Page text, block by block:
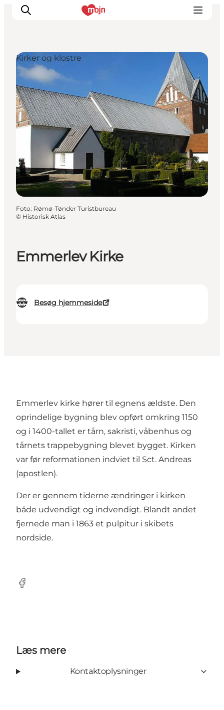
Oplevelser
Byer & Steder
Det sker
Overnatning
Planlæg din ferie
Booking
Emmerlev Kirke
Besøg hjemmeside
Kirker og klostre
Foto: Rømø-Tønder Turistbureau
© Historisk Atlas
Emmerlev kirke hører til egnens ældste. Den
oprindelige bygning blev opført omkring 1150
og i 1400-tallet er tårn, sakristi, våbenhus og
tårnets trappebygning blevet bygget. Kirken
var før reformationen indviet til Sct. Andreas
(apostlen).
Der er gennem tiderne ændringer i kirken
både udvendigt og indvendigt. Blandt andet
fjernede man i 1863 et pulpitur i skibets
nordside.
Facebook
Læs mere
Kontaktoplysninger